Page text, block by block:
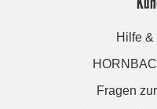
Hilfe &
Fragen